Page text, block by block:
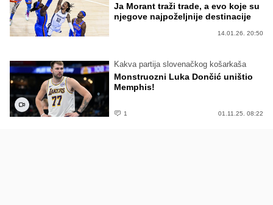
Ja Morant traži trade, a evo koje su
njegove najpoželjnije destinacije
14.01.26. 20:50
Kakva partija slovenačkog košarkaša
Monstruozni Luka Dončić uništio
Memphis!
1 01.11.25. 08:22